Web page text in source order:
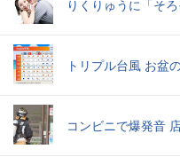
りくりゅうに「そろ
トリプル台風 お盆
コンビニで爆発音